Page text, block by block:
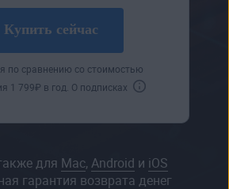
Купить сейчас
по сравнению со стоимостью
1 799₽ в год. О подписках
для Mac, Android и iOS
гарантия возврата денег